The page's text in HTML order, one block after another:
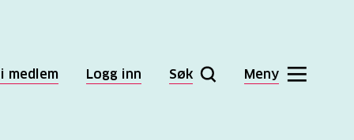
medlem Logg inn Søk Meny